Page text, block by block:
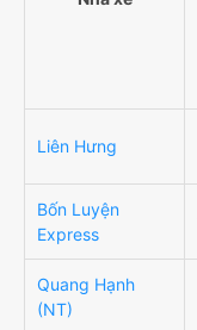
Liên Hưng
Bốn Luyện
Express
Quang Hạnh
(NT)